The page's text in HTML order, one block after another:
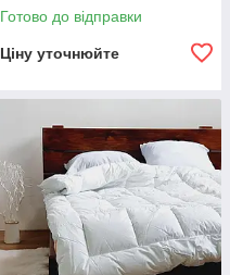
Готово до відправки
Ціну уточнюйте